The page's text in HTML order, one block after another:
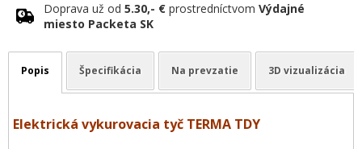
Doprava už od 5.30,- € prostredníctvom Výdajné
miesto Packeta SK
Popis Špecifikácia Na prevzatie 3D vizualizácia
Elektrická vykurovacia tyč TERMA TDY